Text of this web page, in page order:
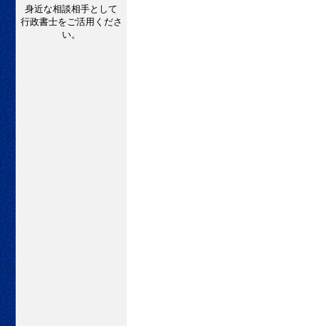
身近な相談相手として
行政書士をご活用くださ
い。